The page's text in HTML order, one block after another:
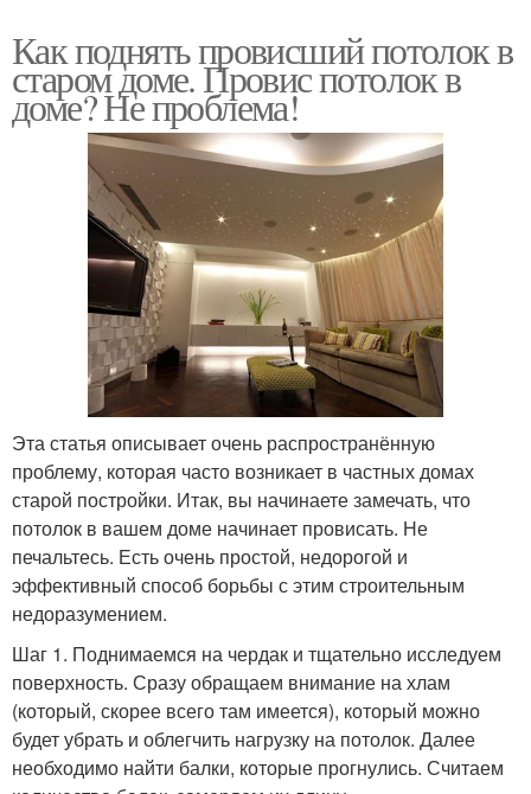
Как поднять провисший потолок в
старом доме. Провис потолок в
доме? Не проблема!
Эта статья описывает очень распространённую
проблему, которая часто возникает в частных домах
старой постройки. Итак, вы начинаете замечать, что
потолок в вашем доме начинает провисать. Не
печальтесь. Есть очень простой, недорогой и
эффективный способ борьбы с этим строительным
недоразумением.
Шаг 1. Поднимаемся на чердак и тщательно исследуем
поверхность. Сразу обращаем внимание на хлам
(который, скорее всего там имеется), который можно
будет убрать и облегчить нагрузку на потолок. Далее
необходимо найти балки, которые прогнулись. Считаем